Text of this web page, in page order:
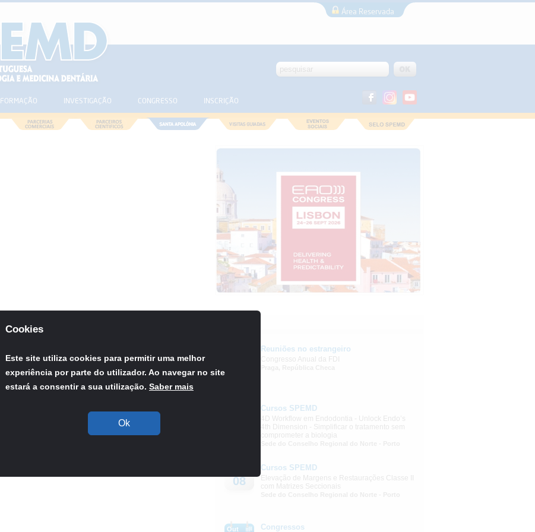
Área Reservada
FORMAÇÃO INVESTIGAÇÃO CONGRESSO INSCRIÇÃO
Reuniões no estrangeiro
Congresso Anual da FDI
Cursos SPEMD
4D Workflow em Endodontia - Unlock Endo’s
4th Dimension - Simplificar o tratamento sem
comprometer a biologia
08
Cursos SPEMD
Elevação de Margens e Restaurações Classe II
com Matrizes Seccionais
Out Congressos
Cookies
Este site utiliza cookies para permitir uma melhor
experiência por parte do utilizador. Ao navegar no site
estará a consentir a sua utilização. Saber mais
Ok